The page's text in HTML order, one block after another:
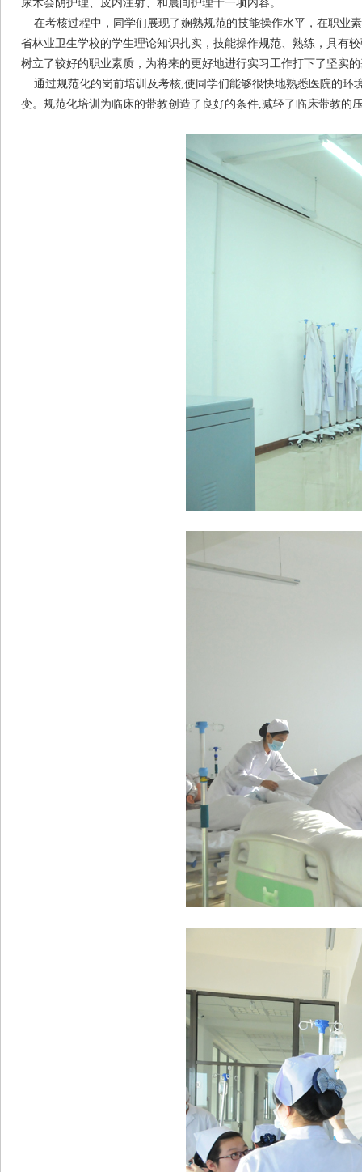
尿术会阴护理、皮内注射、和晨间护理十一项内容。
在考核过程中，同学们展现了娴熟规范的技能操作水平，在职业
省林业卫生学校的学生理论知识扎实，技能操作规范、熟练，具有
树立了较好的职业素质，为将来的更好地进行实习工作打下了坚实
通过规范化的岗前培训及考核,使同学们能够很快地熟悉医院的环
变。规范化培训为临床的带教创造了良好的条件,减轻了临床带教